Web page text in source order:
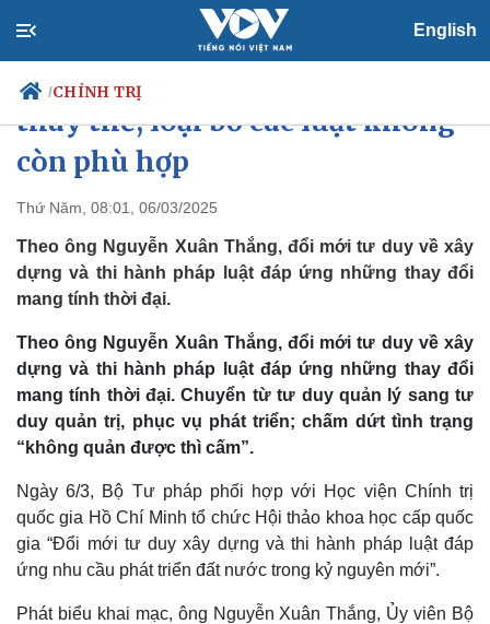
English
/CHÍNH TRỊ
Chính trị
Tổ chức nhân sự
Quốc hội
Nhận diện sự thật
Tin 24h
Dự báo thời tiết
Giáo dục
Biển đảo
Ông Nguyễn Xuân Thắng: Dám
thay thế, loại bỏ các luật không
còn phù hợp
Thứ Năm, 08:01, 06/03/2025
Theo ông Nguyễn Xuân Thắng, đổi mới tư duy về xây
dựng và thi hành pháp luật đáp ứng những thay đổi
mang tính thời đại.
Theo ông Nguyễn Xuân Thắng, đổi mới tư duy về xây
dựng và thi hành pháp luật đáp ứng những thay đổi
mang tính thời đại. Chuyển từ tư duy quản lý sang tư
duy quản trị, phục vụ phát triển; chấm dứt tình trạng
“không quản được thì cấm”.
Ngày 6/3, Bộ Tư pháp phối hợp với Học viện Chính trị
quốc gia Hồ Chí Minh tổ chức Hội thảo khoa học cấp quốc
gia “Đổi mới tư duy xây dựng và thi hành pháp luật đáp
ứng nhu cầu phát triển đất nước trong kỷ nguyên mới”.
Phát biểu khai mạc, ông Nguyễn Xuân Thắng, Ủy viên Bộ